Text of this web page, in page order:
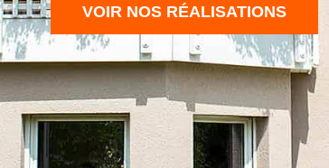
VOIR NOS RÉALISATIONS